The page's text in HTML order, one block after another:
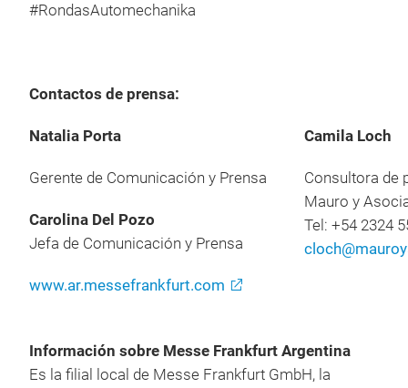
#RondasAutomechanika
Contactos de prensa:
Natalia Porta
Gerente de Comunicación y Prensa
Carolina Del Pozo
Jefa de Comunicación y Prensa
www.ar.messefrankfurt.com
Camila Loch
Consultora de
Mauro y
Tel: +54 2324
Información sobre Messe Frankfurt Argentina
Es la filial local de Messe Frankfurt GmbH, la